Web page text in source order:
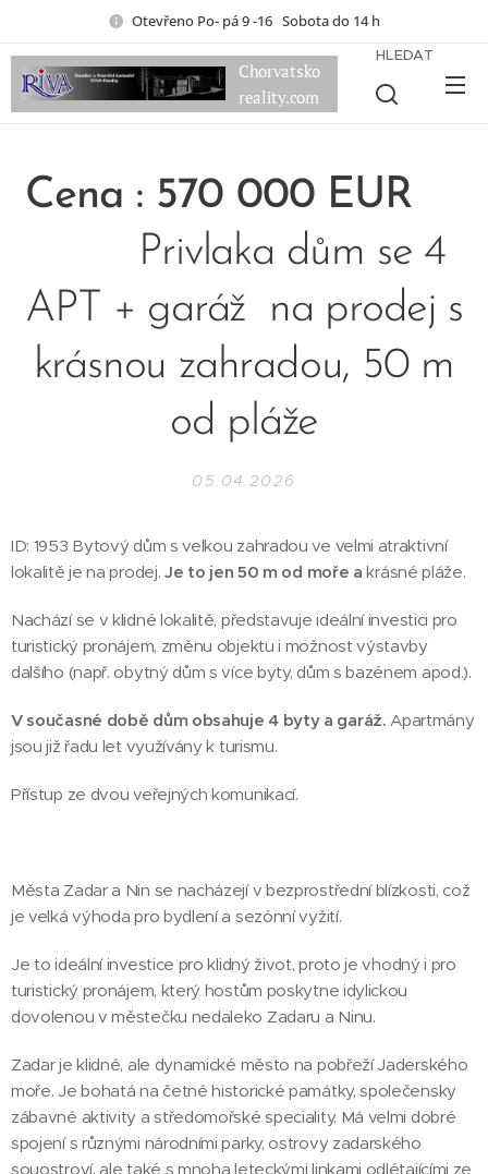
Otevřeno Po- pá 9 -16 Sobota do 14 h
Chorvatsko
reality.com
HLEDAT
Cena : 570 000 EUR
Privlaka dům se 4
APT + garáž na prodej s
krásnou zahradou, 50 m
od pláže
05.04.2026
ID: 1953 Bytový dům s velkou zahradou ve velmi atraktivní
lokalitě je na prodej.Je to jen 50 m od moře a krásné pláže.
Nachází se v klidné lokalitě, představuje ideální investici pro
turistický pronájem, změnu objektu i možnost výstavby
dalšího (např. obytný dům s více byty, dům s bazénem apod.).
V současné době dům obsahuje 4 byty a garáž. Apartmány
jsou již řadu let využívány k turismu.
Přístup ze dvou veřejných komunikací.
Města Zadar a Nin se nacházejí v bezprostřední blízkosti, což
je velká výhoda pro bydlení a sezónní vyžití.
Je to ideální investice pro klidný život, proto je vhodný i pro
turistický pronájem, který hostům poskytne idylickou
dovolenou v městečku nedaleko Zadaru a Ninu.
Zadar je klidné, ale dynamické město na pobřeží Jaderského
moře. Je bohatá na četné historické památky, společensky
zábavné aktivity a středomořské speciality. Má velmi dobré
spojení s různými národními parky, ostrovy zadarského
souostroví, ale také s mnoha leteckými linkami odlétajícími ze